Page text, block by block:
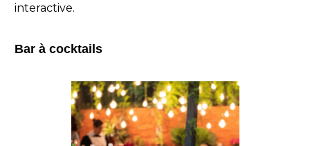
interactive.
Bar à cocktails